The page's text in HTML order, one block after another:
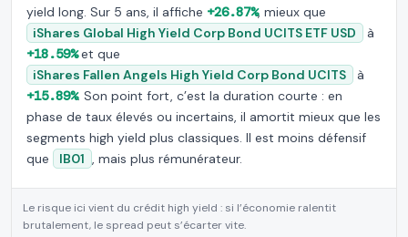
yield long. Sur 5 ans, il affiche +26.87%, mieux que
iShares Global High Yield Corp Bond UCITS ETF USD
à
+18.59%et que
iShares Fallen Angels High Yield Corp Bond UCITS
à
+15.89%. Son point fort, c’est la duration courte : en
phase de taux élevés ou incertains, il amortit mieux que les
segments high yield plus classiques. Il est moins défensif
que
IB01 , mais plus rémunérateur.
Le risque ici vient du crédit high yield : si l’économie ralentit
brutalement, le spread peut s’écarter vite.